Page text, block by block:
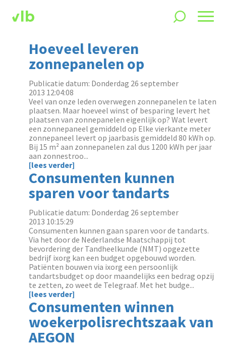
Hoeveel leveren
zonnepanelen op
Publicatie datum: Donderdag 26 september
2013 12:04:08
Veel van onze leden overwegen zonnepanelen te laten
plaatsen. Maar hoeveel winst of besparing levert het
plaatsen van zonnepanelen eigenlijk op? Wat levert
een zonnepaneel gemiddeld op Elke vierkante meter
zonnepaneel levert op jaarbasis gemiddeld 80 kWh op.
Bij 15 m² aan zonnepanelen zal dus 1200 kWh per jaar
aan zonnestroo...
[lees verder]
Consumenten kunnen
sparen voor tandarts
Publicatie datum: Donderdag 26 september
2013 10:15:29
Consumenten kunnen gaan sparen voor de tandarts.
Via het door de Nederlandse Maatschappij tot
bevordering der Tandheelkunde (NMT) opgezette
bedrijf ixorg kan een budget opgebouwd worden.
Patiënten bouwen via ixorg een persoonlijk
tandartsbudget op door maandelijks een bedrag opzij
te zetten, zo weet de Telegraaf. Met het budge...
[lees verder]
Consumenten winnen
woekerpolisrechtszaak van
AEGON